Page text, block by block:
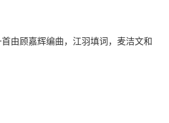
首由顾嘉辉编曲，江羽填词，麦洁文和